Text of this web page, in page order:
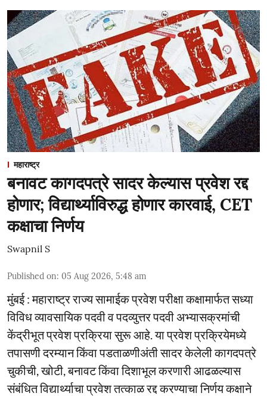
महाराष्ट्र
बनावट कागदपत्रे सादर केल्यास प्रवेश रद्द
होणार; विद्यार्थ्याविरुद्ध होणार कारवाई, CET
कक्षाचा निर्णय
Swapnil S
Published on: 05 Aug 2026, 5:48 am
मुंबई : महाराष्ट्र राज्य सामाईक प्रवेश परीक्षा कक्षामार्फत सध्या
विविध व्यावसायिक पदवी व पदव्युत्तर पदवी अभ्यासक्रमांची
केंद्रीभूत प्रवेश प्रक्रिया सुरू आहे. या प्रवेश प्रक्रियेमध्ये
तपासणी दरम्यान किंवा पडताळणीअंती सादर केलेली कागदपत्रे
चुकीची, खोटी, बनावट किंवा दिशाभूल करणारी आढळल्यास
संबंधित विद्यार्थ्याचा प्रवेश तत्काळ रद्द करण्याचा निर्णय कक्षाने